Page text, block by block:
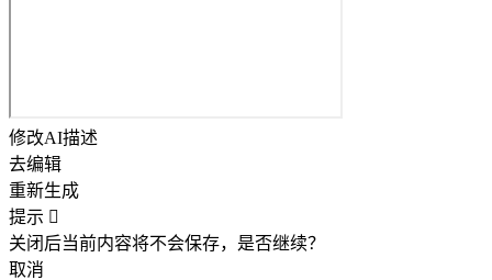
修改AI描述
去编辑
重新生成
提示 
关闭后当前内容将不会保存，是否继续？
取消